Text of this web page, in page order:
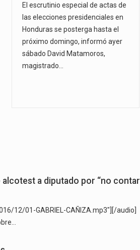
El escrutinio especial de actas de
las elecciones presidenciales en
Honduras se posterga hasta el
próximo domingo, informó ayer
sábado David Matamoros,
magistrado…
a diputado por “no contar
12/01-GABRIEL-CAÑIZA.mp3"][/audio]